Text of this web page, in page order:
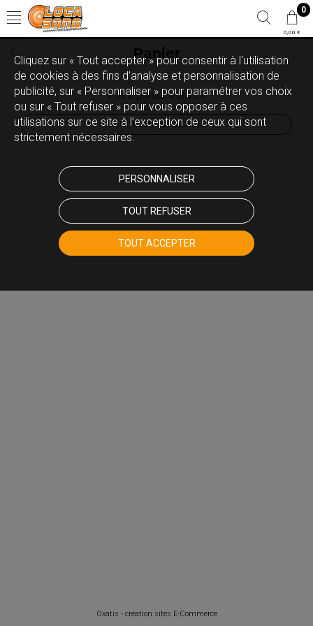
0
0,00 €
Panier
Votre panier est vide
CONTINUER VOS ACHATS
Cliquez sur « Tout accepter » pour consentir à l'utilisation
de cookies à des fins d’analyse et personnalisation de
publicité, sur « Personnaliser » pour paramétrer vos choix
ou sur « Tout refuser » pour vous opposer à ces
utilisations sur ce site à l’exception de ceux qui sont
strictement nécessaires.
PERSONNALISER
TOUT REFUSER
TOUT ACCEPTER
Oxatis - création sites E-Commerce